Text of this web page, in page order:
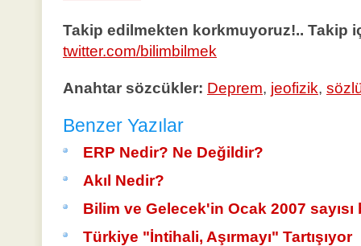
Takip edilmekten korkmuyoruz!.. Takip
twitter.com/bilimbilmek
Anahtar sözcükler: Deprem, jeofizik,
Benzer Yazılar
ERP Nedir? Ne Değildir?
Akıl Nedir?
Bilim ve Gelecek'in Ocak 2007
Türkiye "İntihali, Aşırmayı" Tartışıyor